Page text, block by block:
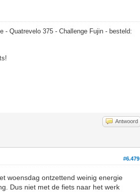
- Quatrevelo 375 - Challenge Fujin - besteld:
Antwoord
#6.479
woensdag ontzettend weinig energie
Dus niet met de fiets naar het werk